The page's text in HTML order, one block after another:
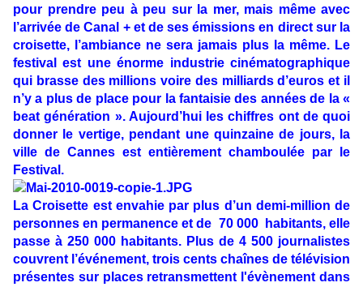
pour prendre peu à peu sur la mer, mais même avec
l’arrivée de Canal + et de ses émissions en direct sur la
croisette, l’ambiance ne sera jamais plus la même. Le
festival est une énorme industrie cinématographique
qui brasse des millions voire des milliards d’euros et il
n’y a plus de place pour la fantaisie des années de la «
beat génération ». Aujourd’hui les chiffres ont de quoi
donner le vertige, pendant une quinzaine de jours, la
ville de Cannes est entièrement chamboulée par le
Festival.
La Croisette est envahie par plus d’un demi-million de
personnes en permanence et de 70 000 habitants, elle
passe à 250 000 habitants. Plus de 4 500 journalistes
couvrent l’événement, trois cents chaînes de télévision
présentes sur places retransmettent l'évènement dans